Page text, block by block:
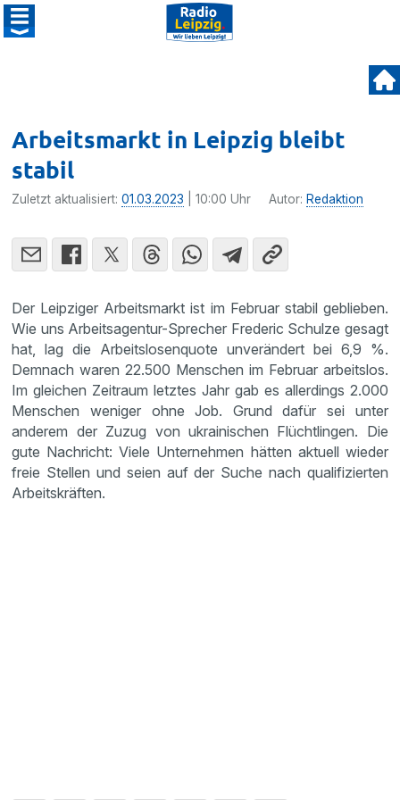
Arbeitsmarkt in Leipzig bleibt
stabil
Zuletzt aktualisiert:01.03.2023 | 10:00 Uhr Autor: Redaktion
Der Leipziger Arbeitsmarkt ist im Februar stabil geblieben.
Wie uns Arbeitsagentur-Sprecher Frederic Schulze gesagt
hat, lag die Arbeitslosenquote unverändert bei 6,9 %.
Demnach waren 22.500 Menschen im Februar arbeitslos.
Im gleichen Zeitraum letztes Jahr gab es allerdings 2.000
Menschen weniger ohne Job. Grund dafür sei unter
anderem der Zuzug von ukrainischen Flüchtlingen. Die
gute Nachricht: Viele Unternehmen hätten aktuell wieder
freie Stellen und seien auf der Suche nach qualifizierten
Arbeitskräften.